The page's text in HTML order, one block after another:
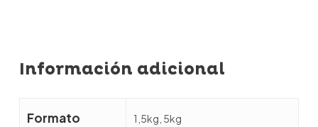
Información adicional
Formato 1,5kg, 5kg